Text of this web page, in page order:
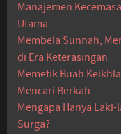
Manajemen
Utama
Membela Sunnah,
di Era Keterasingan
Memetik Buah
Mencari Berkah
Mengapa Hanya
Surga?